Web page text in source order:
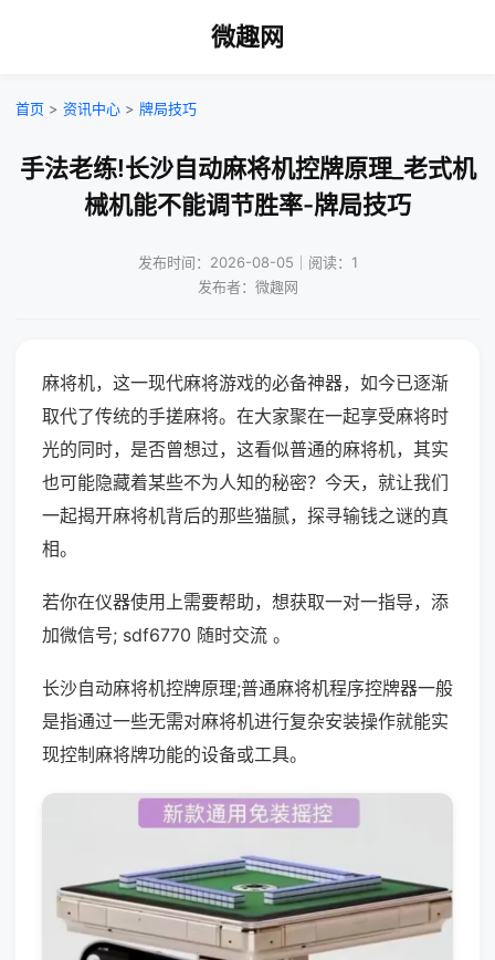
微趣网
首页 > 资讯中心 > 牌局技巧
手法老练!长沙自动麻将机控牌原理_老式机
械机能不能调节胜率-牌局技巧
发布时间：2026-08-05｜阅读：1
发布者：微趣网
麻将机，这一现代麻将游戏的必备神器，如今已逐渐
取代了传统的手搓麻将。在大家聚在一起享受麻将时
光的同时，是否曾想过，这看似普通的麻将机，其实
也可能隐藏着某些不为人知的秘密？今天，就让我们
一起揭开麻将机背后的那些猫腻，探寻输钱之谜的真
相。
若你在仪器使用上需要帮助，想获取一对一指导，添
加微信号; sdf6770 随时交流 。
长沙自动麻将机控牌原理;普通麻将机程序控牌器一般
是指通过一些无需对麻将机进行复杂安装操作就能实
现控制麻将牌功能的设备或工具。